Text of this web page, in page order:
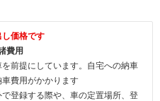
価格です
費用
前提にしています。自宅への納車
費用がかかります
登録する際や、車の定置場所、登